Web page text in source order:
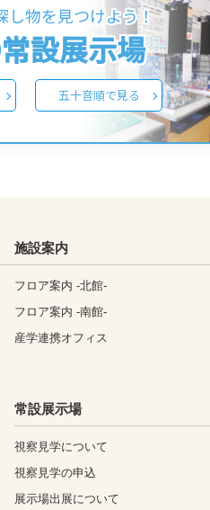
し物を見つけよう！
設展示場
五十音順で見る
施設案内
フロア案内 -北館-
フロア案内 -南館-
産学連携オフィス
常設展示場
視察見学について
視察見学の申込
展示場出展について